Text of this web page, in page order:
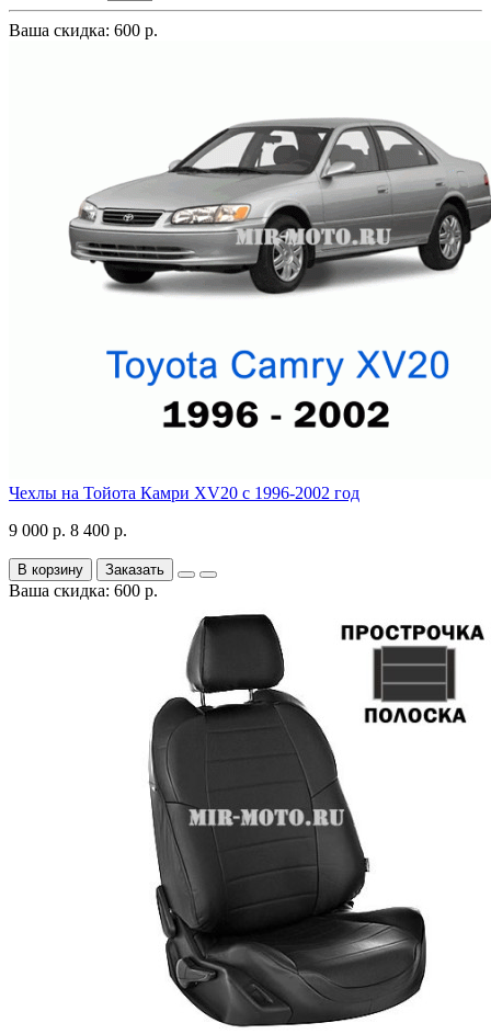
Ваша скидка: 600 р.
Чехлы на Тойота Камри XV20 с 1996-2002 год
9 000 р. 8 400 р.
В корзину Заказать
Ваша скидка: 600 р.